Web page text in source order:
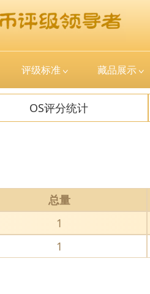
评级标准 藏品展示
OS评分统计
总量
1
1